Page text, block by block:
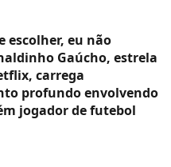
escolher, eu não
Gaúcho, estrela
carrega
profundo envolvendo
jogador de futebol